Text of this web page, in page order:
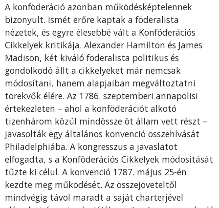
A konföderáció azonban működésképtelennek
bizonyult. Ismét erőre kaptak a föderalista
nézetek, és egyre élesebbé vált a Konföderációs
Cikkelyek kritikája. Alexander Hamilton és James
Madison, két kiváló föderalista politikus és
gondolkodó állt a cikkelyeket már nemcsak
módosítani, hanem alapjaiban megváltoztatni
törekvők élére. Az 1786. szeptemberi annapolisi
értekezleten – ahol a konföderációt alkotó
tizenhárom közül mindössze öt állam vett részt –
javasolták egy általános konvenció összehívását
Philadelphiába. A kongresszus a javaslatot
elfogadta, s a Konföderációs Cikkelyek módosítását
tűzte ki célul. A konvenció 1787. május 25-én
kezdte meg működését. Az összejöveteltől
mindvégig távol maradt a saját charterjével